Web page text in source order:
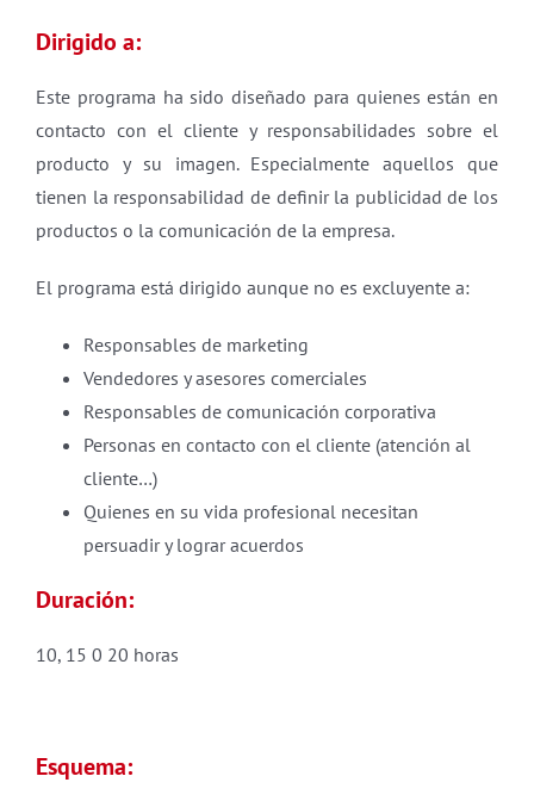
Dirigido a:
Este programa ha sido diseñado para quienes están en
contacto con el cliente y responsabilidades sobre el
producto y su imagen. Especialmente aquellos que
tienen la responsabilidad de definir la publicidad de los
productos o la comunicación de la empresa.
El programa está dirigido aunque no es excluyente a:
Responsables de marketing
Vendedores y asesores comerciales
Responsables de comunicación corporativa
Personas en contacto con el cliente (atención al
cliente…)
Quienes en su vida profesional necesitan
persuadir y lograr acuerdos
Duración:
10, 15 0 20 horas
Esquema: